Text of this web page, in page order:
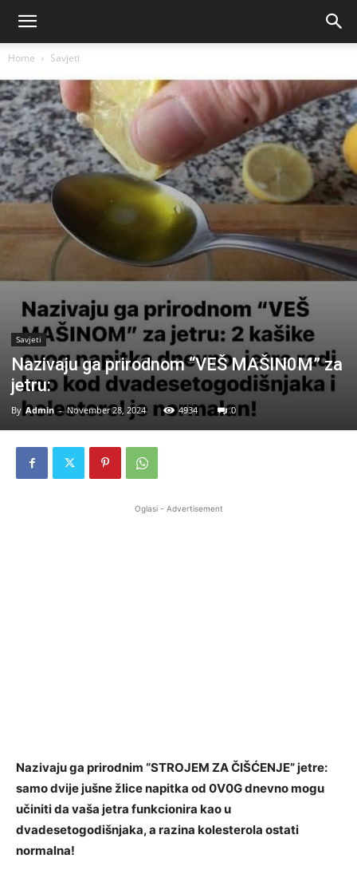
Home Savjeti
Savjeti
Nazivaju ga prirodnom “VEŠ MAŠIN0M” za
jetru:
By Admin - November 28, 2024 4934 0
Oglasi - Advertisement
Nazivaju ga prirodnim “STROJEM ZA ČIŠĆENJE” jetre:
samo dvije jušne žlice napitka od 0V0G dnevno mogu
učiniti da vaša jetra funkcionira kao u
dvadesetogodišnjaka, a razina kolesterola ostati
normalna!